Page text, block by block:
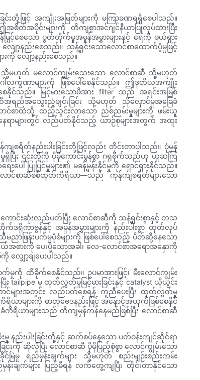
င်းတို့ဖြင့် အကျိုးအမြတ်များကို မကြာခဏရရှိစေပါသည်။
အစိတ်အပိုင်းများကို တိကျစွာအင်ဂျင်နီယာပြုလုပ်ထားပြီး
မြှင့်စေသော ပွတ်တိုက်မှုအမှုန်အမွှားများနှင့် ရေကို ဖယ်ရှား
ျော့နည်းစေသည်။ သန့်ရှင်းသောလောင်စာထောက်ပံ့မှုဖြင့်
းကို လျော့နည်းစေသည်။
သို့မဟုတ် မလောင်ကျွမ်းသေးသော လောင်စာဆီ သို့မဟုတ်
ါလက္ခဏာများကို ဖြစ်ပေါ်စေနိုင်သည်။ ဤဒုတိယအကျိုး
စေနိုင်သည်။ မြင့်မားသောဖိအား filter သည် အရင်းအမြစ်
ဆီအရည်အသွေးညံ့ဖျင်းခြင်း သို့မဟုတ် သိုလှောင်မှုအခြေခံ
ာင်စာထဲသို့ ထည့်သွင်းလာသော ညစ်ညမ်းမှုများကို ဖမ်းယူ
ာနေရာများတွင် လည်ပတ်နိုင်သည့် ယာဉ်စုများအတွက် အထူး
ကျစရိတ်နည်းပါးခြင်းတို့ဖြင့်လည်း တိုင်းတာပါသည်။ ပုံမှန်
ရှိပြီး ၎င်းတို့ကို ပိုမိုကောင်းမွန်စွာ ဂရုစိုက်သည်ဟု ယူဆကြ
ေါ်ပြုပြင်မှုများ၏ မခန့်မှန်းနိုင်မှုကို ရှောင်ရှားနိုင်သည်။
ောင်စာဆီစစ်ထုတ်ကိရိယာ—သည် ကုန်ကျစရိတ်များသော
ာင်းဆုံးလည်ပတ်ပြီး လောင်စာဆီကို သန့်ရှင်းစွာနှင့် တသ
ဒရိုကာဗွန်နှင့် အမှုန်အမွှားများကို နည်းပါးစွာ ထုတ်လုပ်
ာဖြန်းပက်မှုပုံစံများကို ဖြစ်ပေါ်စေသည့် ပိတ်ဆို့နေသော
ားကို ပေးပို့သောအခါ၊ လေ-လောင်စာအရောအနှောကို
လျှော့ချပေးပါသည်။
ကို ထိခိုက်စေနိုင်သည်။ ဥပမာအားဖြင့်၊ မီးလောင်ကျွမ်း
း tailpipe မှ ထုတ်လွှတ်မှုမြင့်မားခြင်းနှင့် catalyst ယိုယွင်း
ာင်များအတွင်း လည်ပတ်စေရန် ကူညီပေးပြီး ထုတ်လွှတ်မှု
ယာများကို ဓာတုဗေဒနည်းဖြင့် အနှောင့်အယှက်ဖြစ်စေနိုင်
ခံကိရိယာများသည် တိကျမှန်ကန်နေမည်ဖြစ်ပြီး လောင်စာဆီ
မှု နည်းပါးခြင်းတို့နှင့် ဆက်စပ်နေသော ပတ်ဝန်းကျင်ဆိုင်ရာ
င်းကို ဆိုလိုပြီး လောင်စာဆီ ပိုမိုပြည့်စုံစွာ လောင်ကျွမ်းသော
ရည်မှန်းချက်များ သို့မဟုတ် စည်းမျဉ်းစည်းကမ်း
းချက်များ ပြည့်မီရန် လက်တွေ့ကျပြီး တိုင်းတာနိုင်သော